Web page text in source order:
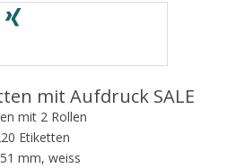
mit Aufdruck SALE
mit 2 Rollen
Etiketten
mm, weiss